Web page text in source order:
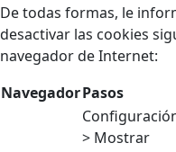
De todas formas, le
desactivar las cookies
navegador de Internet:
NavegadorPasos
> Mostrar